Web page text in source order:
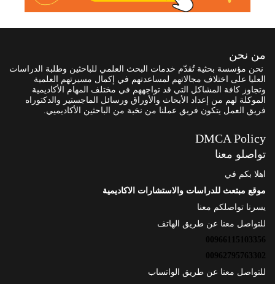
من نحن
نحن مؤسسة بحثية تُقدّم خدمات البحث العلمي للباحثين وطلبة الدراسات
العليا على اختلاف مجالاتهم لمساعدتهم في إكمال مسيرتهم العلمية
وتجاوز كافة المشاكل التي قد تواجههم في مختلف المهام الأكاديمية
الموكلة لهم من إعداد الأبحاث والأوراق ورسائل الماجستير والدكتوراه
فريق العمل يتكون فريق عملنا من نخبة من الباحثين الأكاديميي.
DMCA Policy
تواصلو معنا
اهلا بكم في
موقع مبتعث للدراسات والاستشارات الاكاديمية
يسرنا تواصلكم معنا
للتواصل معنا عن طريق الهاتف
00966115103356
00962795763302
للتواصل معنا عن طريق الواتساب